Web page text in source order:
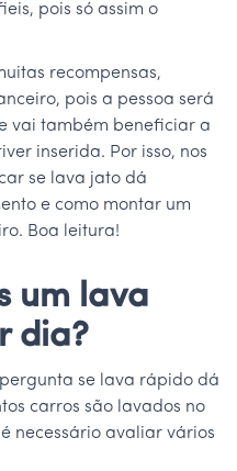
pois só assim o
recompensas,
pois a pessoa será
vai também beneficiar a
inserida. Por isso, nos
se lava jato dá
e como montar um
Boa leitura!
um lava
dia?
se lava rápido dá
carros são lavados no
necessário avaliar vários